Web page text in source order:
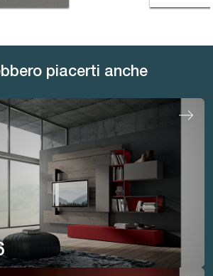
piacerti anche